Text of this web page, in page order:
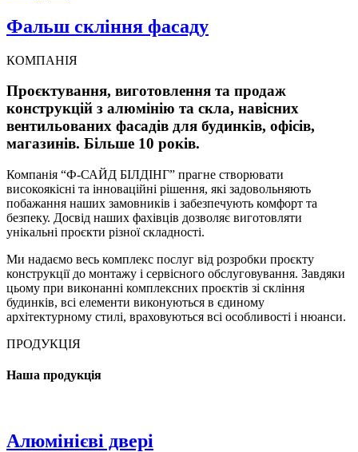
Фальш скління фасаду
КОМПАНІЯ
Проєктування, виготовлення та продаж
конструкцій з алюмінію та скла, навісних
вентильованих фасадів для будинків, офісів,
магазинів. Більше 10 років.
Компанія “Ф-САЙД БІЛДІНГ” прагне створювати
високоякісні та інноваційні рішення, які задовольняють
побажання наших замовників і забезпечують комфорт та
безпеку. Досвід наших фахівців дозволяє виготовляти
унікальні проєкти різної складності.
Ми надаємо весь комплекс послуг від розробки проєкту
конструкції до монтажу і сервісного обслуговування. Завдяки
цьому при виконанні комплексних проєктів зі скління
будинків, всі елементи виконуються в єдиному
архітектурному стилі, враховуються всі особливості і нюанси.
ПРОДУКЦІЯ
Наша продукція
Алюмінієві двері